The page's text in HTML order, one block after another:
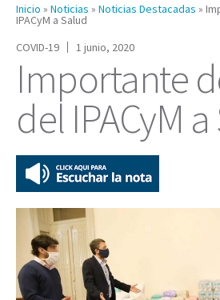
Inicio » Noticias » Noticias Destacadas »
IPACyM a Salud
COVID-19
1 junio, 2020
Importante
del IPACyM